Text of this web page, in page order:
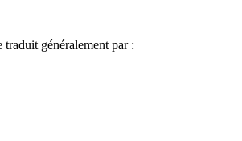
généralement par :